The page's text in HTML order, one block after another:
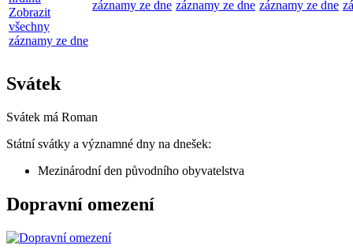
Zobrazit
všechny
záznamy ze dne
záznamy ze dne záznamy ze dne záznamy ze dne
Svátek
Svátek má Roman
Státní svátky a významné dny na dnešek:
Mezinárodní den původního obyvatelstva
Dopravní omezení